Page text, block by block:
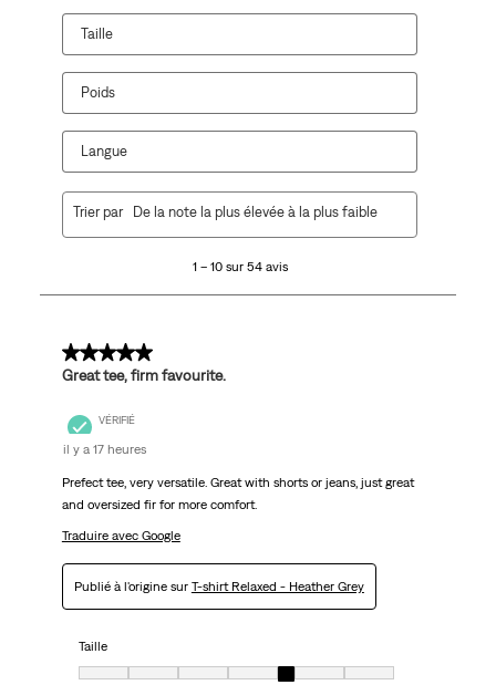
Taille
Poids
Langue
54
1 – 10 sur 54 avis
Trier par De la note la plus élevée à la plus faible
5 sur 5 étoiles.
Great tee, firm favourite.
VÉRIFIÉ
il y a 17 heures
Prefect tee, very versatile. Great with shorts or jeans, just great
and oversized fir for more comfort.
Traduire avec Google
Publié à l'origine sur T-shirt Relaxed - Heather Grey
Taille
Taille, 5 sur 7, où 1 est égal à Très petit et 7 est égal à Très grand